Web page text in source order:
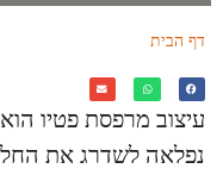
דף הבית
עיצוב מרפסת פטיו
נפלאה לשדרג את